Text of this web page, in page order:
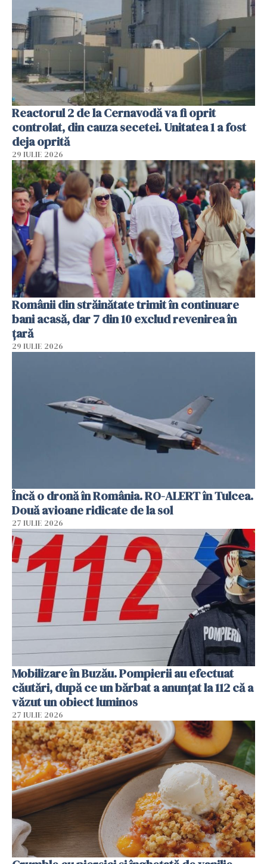
Reactorul 2 de la Cernavodă va fi oprit
controlat, din cauza secetei. Unitatea 1 a fost
deja oprită
29 IULIE 2026
Românii din străinătate trimit în continuare
bani acasă, dar 7 din 10 exclud revenirea în
țară
29 IULIE 2026
Încă o dronă în România. RO-ALERT în Tulcea.
Două avioane ridicate de la sol
27 IULIE 2026
Mobilizare în Buzău. Pompierii au efectuat
căutări, după ce un bărbat a anunțat la 112 că a
văzut un obiect luminos
27 IULIE 2026